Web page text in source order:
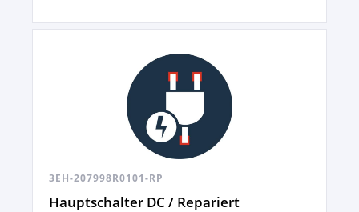
3EH-207998R0101-RP
Hauptschalter DC / Repariert